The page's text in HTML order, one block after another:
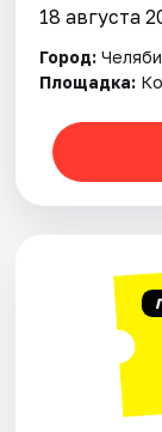
18 августа
Город:
Площадка: